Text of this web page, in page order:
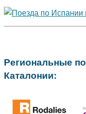
Региональные
Каталонии: